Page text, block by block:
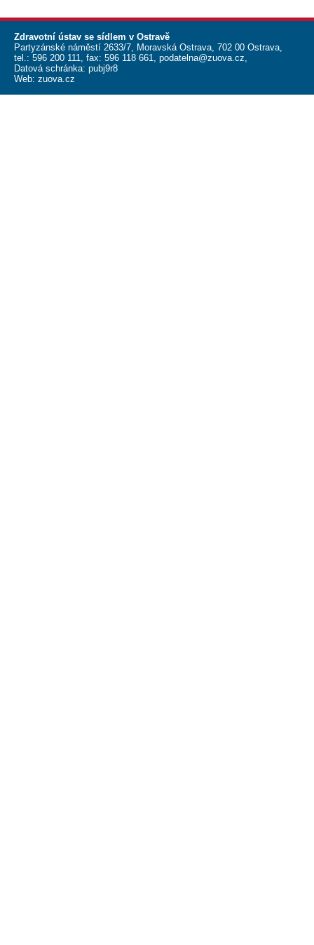
Zdravotní ústav se sídlem v Ostravě
Partyzánské náměstí 2633/7, Moravská Ostrava, 702 00 Ostrava,
tel.: 596 200 111 , fax: 596 118 661 podatelna@zuova.cz
Datová schránka: pubj9r8
Web: zuova.cz